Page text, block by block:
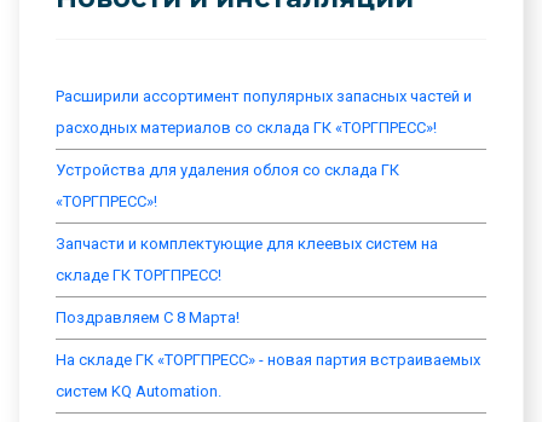
Расширили ассортимент популярных запасных частей и
расходных материалов со склада ГК «ТОРГПРЕСС»!
Устройства для удаления облоя со склада ГК
«ТОРГПРЕСС»!
Запчасти и комплектующие для клеевых систем на
складе ГК ТОРГПРЕСС!
Поздравляем С 8 Марта!
На складе ГК «ТОРГПРЕСС» - новая партия встраиваемых
систем KQ Automation.